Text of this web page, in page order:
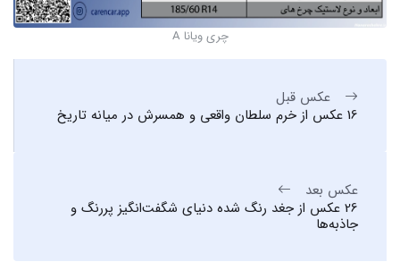
چری ویانا A
عکس قبل
16 عکس از خرم سلطان واقعی و همسرش در میانه تاریخ
عکس بعد
26 عکس از جغد رنگ شده دنیای شگفت‌انگیز پررنگ و
جاذبه‌ها